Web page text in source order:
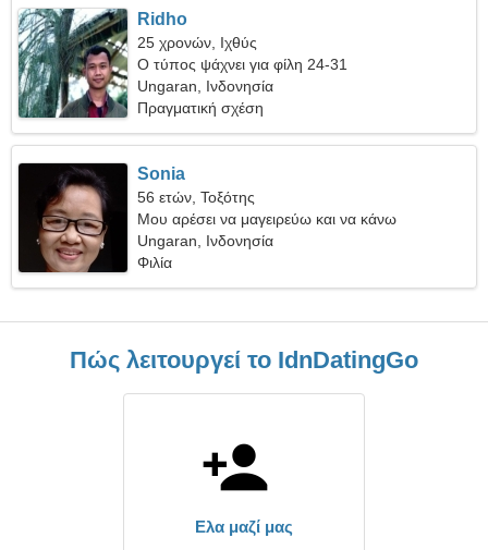
Ridho
25 χρονών, Ιχθύς
Ο τύπος ψάχνει για φίλη 24-31
Ungaran, Ινδονησία
Πραγματική σχέση
Sonia
56 ετών, Τοξότης
Μου αρέσει να μαγειρεύω και να κάνω
snowboard
Ungaran, Ινδονησία
Φιλία
Πώς λειτουργεί το IdnDatingGo
Ελα μαζί μας